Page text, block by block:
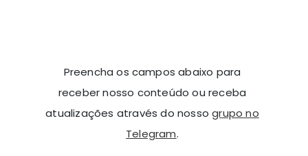
Preencha os campos abaixo para
receber nosso conteúdo ou receba
atualizações através do nossogrupo no
Telegram.